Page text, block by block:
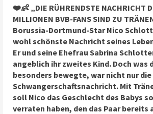
❤️👶 „DIE RÜHRENDSTE NACHRICHT
MILLIONEN BVB-FANS SIND ZU
Borussia-Dortmund-Star Nico
wohl schönste Nachricht seines
Er und seine Ehefrau Sabrina
angeblich ihr zweites Kind. Doch was
besonders bewegte, war nicht nur
Schwangerschaftsnachricht. Mit
soll Nico das Geschlecht des Babys
verraten haben, den das Paar bereits